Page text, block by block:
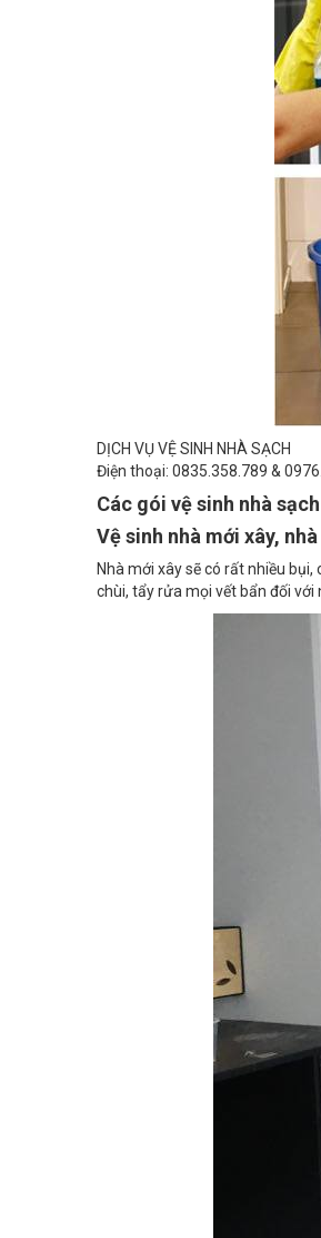
DỊCH VỤ VỆ SINH NHÀ SẠCH
Điện thoại: 0835.358.789 &
Các gói vệ sinh nhà
Vệ sinh nhà mới xây,
Nhà mới xây sẽ có rất nhiều
chùi, tẩy rửa mọi vết bẩn đối với